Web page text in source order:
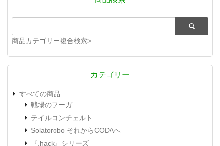
商品カテゴリー複合検索>
カテゴリー
すべての商品
戦場のフーガ
テイルコンチェルト
Solatorobo それからCODAへ
『.hack』シリーズ